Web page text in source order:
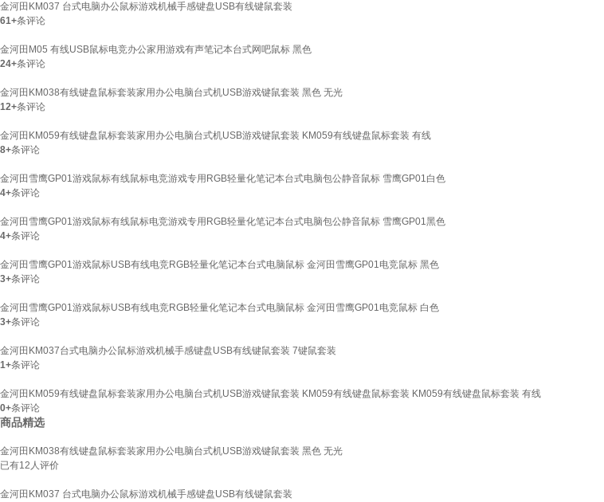
金河田KM037 台式电脑办公鼠标游戏机械手感键盘USB有线键鼠套装
61+条评论
金河田M05 有线USB鼠标电竞办公家用游戏有声笔记本台式网吧鼠标 黑色
24+条评论
金河田KM038有线键盘鼠标套装家用办公电脑台式机USB游戏键鼠套装 黑色 无光
12+条评论
金河田KM059有线键盘鼠标套装家用办公电脑台式机USB游戏键鼠套装 KM059有线键盘鼠标套装 有线
8+条评论
金河田雪鹰GP01游戏鼠标有线鼠标电竞游戏专用RGB轻量化笔记本台式电脑包公静音鼠标 雪鹰GP01白色
4+条评论
金河田雪鹰GP01游戏鼠标有线鼠标电竞游戏专用RGB轻量化笔记本台式电脑包公静音鼠标 雪鹰GP01黑色
4+条评论
金河田雪鹰GP01游戏鼠标USB有线电竞RGB轻量化笔记本台式电脑鼠标 金河田雪鹰GP01电竞鼠标 黑色
3+条评论
金河田雪鹰GP01游戏鼠标USB有线电竞RGB轻量化笔记本台式电脑鼠标 金河田雪鹰GP01电竞鼠标 白色
3+条评论
金河田KM037台式电脑办公鼠标游戏机械手感键盘USB有线键鼠套装 7键鼠套装
1+条评论
金河田KM059有线键盘鼠标套装家用办公电脑台式机USB游戏键鼠套装 KM059有线键盘鼠标套装 KM059有线键盘鼠标套装 有线
0+条评论
商品精选
金河田KM038有线键盘鼠标套装家用办公电脑台式机USB游戏键鼠套装 黑色 无光
已有12 人评价
金河田KM037 台式电脑办公鼠标游戏机械手感键盘USB有线键鼠套装